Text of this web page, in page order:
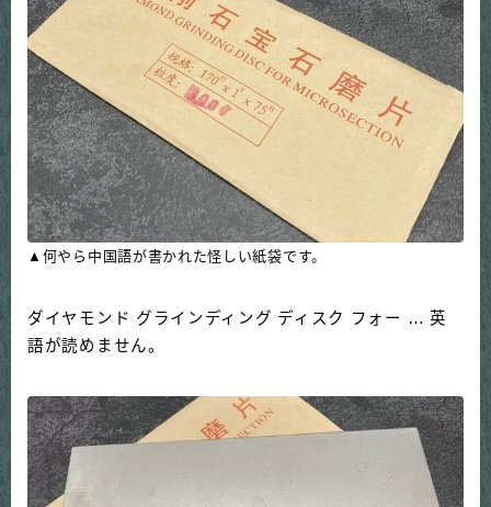
▲何やら中国語が書かれた怪しい紙袋です。
ダイヤモンド グラインディング ディスク フォー … 英
語が読めません。